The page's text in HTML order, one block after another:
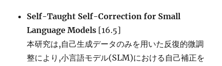
Self-Taught Self-Correction for Small
Language Models [16.5]
本研究は,自己生成データのみを用いた反復的微調
整により,小言語モデル(SLM)における自己補正を